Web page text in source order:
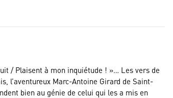
/ Plaisent à mon inquiétude ! »… Les vers de
l’aventureux Marc-Antoine Girard de Saint-
bien au génie de celui qui les a mis en